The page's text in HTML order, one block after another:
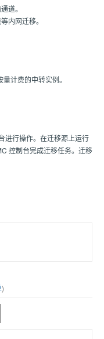
道。
内网迁移。
计费的中转实例。
进行操作。在迁移源上运行
控制台完成迁移任务。迁移
)